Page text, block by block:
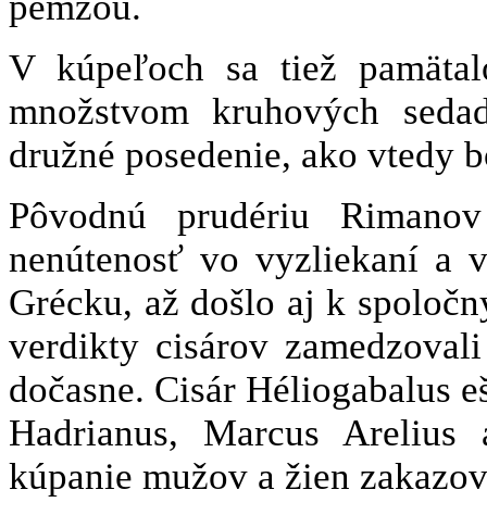
V kúpeľoch sa tiež
množstvom kruhových
družné posedenie, ako vtedy
Pôvodnú prudériu
nenútenosť vo vyzliekaní a
Grécku, až došlo aj k
verdikty cisárov
dočasne. Cisár Héliogabalus
Hadrianus, Marcus Arelius
kúpanie mužov a žien